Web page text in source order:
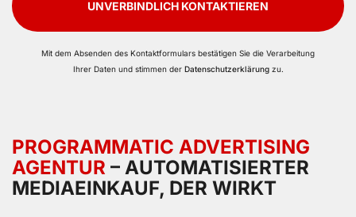
UNVERBINDLICH KONTAKTIEREN
Mit dem Absenden des Kontaktformulars bestätigen Sie die Verarbeitung
Ihrer Daten und stimmen der Datenschutzerklärungzu.
PROGRAMMATIC ADVERTISING
AGENTUR – AUTOMATISIERTER
MEDIAEINKAUF, DER WIRKT